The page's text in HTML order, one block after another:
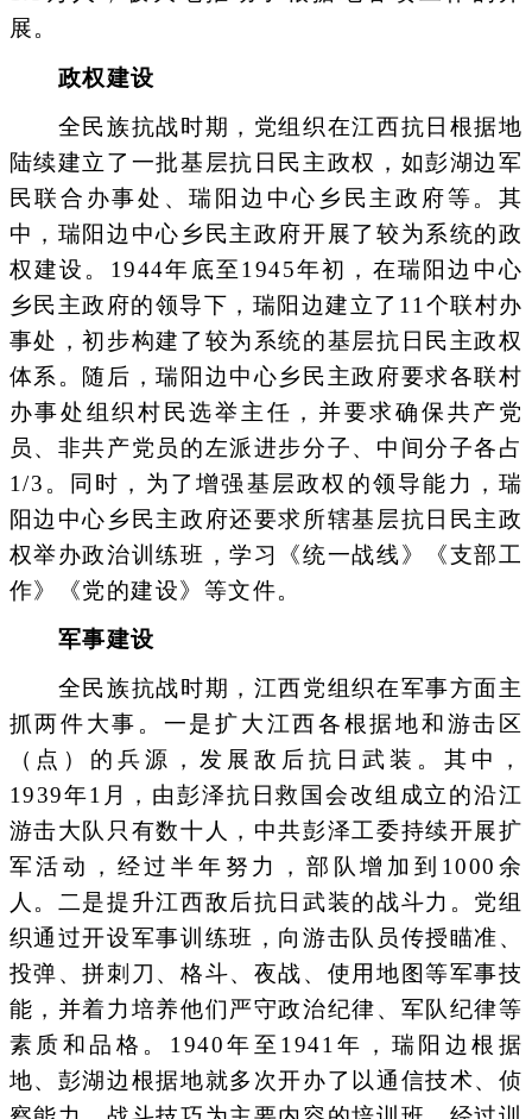
展。
政权建设
全民族抗战时期，党组织在江西抗日根据地
陆续建立了一批基层抗日民主政权，如彭湖边军
民联合办事处、瑞阳边中心乡民主政府等。其
中，瑞阳边中心乡民主政府开展了较为系统的政
权建设。1944年底至1945年初，在瑞阳边中心
乡民主政府的领导下，瑞阳边建立了11个联村办
事处，初步构建了较为系统的基层抗日民主政权
体系。随后，瑞阳边中心乡民主政府要求各联村
办事处组织村民选举主任，并要求确保共产党
员、非共产党员的左派进步分子、中间分子各占
1/3。同时，为了增强基层政权的领导能力，瑞
阳边中心乡民主政府还要求所辖基层抗日民主政
权举办政治训练班，学习《统一战线》《支部工
作》《党的建设》等文件。
军事建设
全民族抗战时期，江西党组织在军事方面主
抓两件大事。一是扩大江西各根据地和游击区
（点）的兵源，发展敌后抗日武装。其中，
1939年1月，由彭泽抗日救国会改组成立的沿江
游击大队只有数十人，中共彭泽工委持续开展扩
军活动，经过半年努力，部队增加到1000余
人。二是提升江西敌后抗日武装的战斗力。党组
织通过开设军事训练班，向游击队员传授瞄准、
投弹、拼刺刀、格斗、夜战、使用地图等军事技
能，并着力培养他们严守政治纪律、军队纪律等
素质和品格。1940年至1941年，瑞阳边根据
地、彭湖边根据地就多次开办了以通信技术、侦